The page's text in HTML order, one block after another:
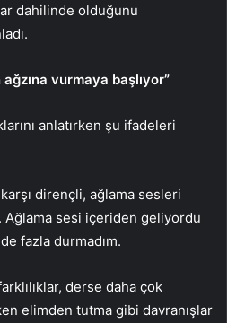
dahilinde olduğunu
vurmaya başlıyor”
anlatırken şu ifadeleri
dirençli, ağlama sesleri
sesi içeriden geliyordu
fazla durmadım.
derse daha çok
elimden tutma gibi davranışlar